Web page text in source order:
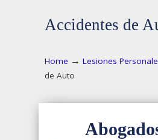
Accidentes de
Home → Lesiones
de Auto